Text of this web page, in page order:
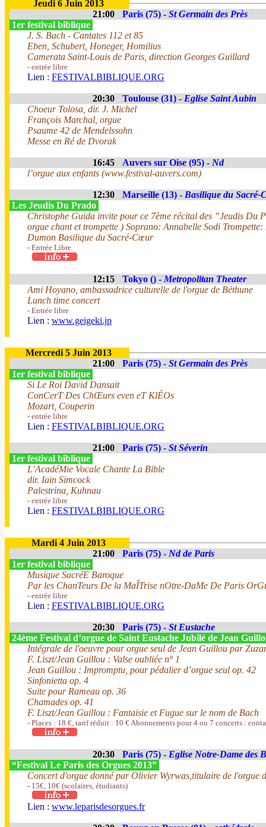
Jeudi 6 Juin 2013
21:00
Paris (75) - St Germain des Près
1er festival biblique
J. S. Bach - Cantates 112 et 85
Eben, Schubert, Honeger, Homilius
Camerata Saint-Louis de Paris, direction Georges Guillard
- entrée libre
Lien : FESTIVALBIBLIQUE.ORG
20:30 Toulouse (31) - Eglise Saint Aubin
Choeur Tolosa, dir. J. Michel
François Marchal, orgue
Psaume 42 de Mendelssohn
Messe en Ré de Dvorak
16:45 Auvers sur Oise (95) - Nd
l’orgue aux enfants (www.festival-auvers.com)
12:30 Marseille (13) - Basilique du Sacré-
Les Jeudis Du Prado
Christophe Guida invite pour ce 7ème récital des ”Jeudis Du
orgue chant et trompette ) Soprano: Annabelle Sodi
Dumon Basilique du Sacré-Cœur
- Entrée Libre
12:15 Tokyo () - Metropolitan Theater
Ami Hoyano, ambassadrice culturelle de l'orgue de Béthune
Lunch time concert
- Entrée libre
Lien : www.geigeki.jp
Mercredi 5 Juin 2013
21:00
Paris (75) - St Germain des Près
1er festival biblique
Si Le Roi David Dansait
ConCerT Des ChŒurs even eT KlÉOs
Mozart, Couperin
- entrée libre
Lien : FESTIVALBIBLIQUE.ORG
21:00 Paris (75) - St Séverin
1er festival biblique
L’AcadéMie Vocale Chante La Bible
dir. Iain Simcock
Palestrina, Kuhnau
- entrée libre
Lien : FESTIVALBIBLIQUE.ORG
Mardi 4 Juin 2013
21:00
Paris (75) - Nd de Paris
1er festival biblique
Musique SacréE Baroque
Par les ChanTeurs De la MaÎTrise nOtre-DaMe De Paris
- entrée libre
Lien : FESTIVALBIBLIQUE.ORG
20:30 Paris (75) - St Eustache
24ème Festival d’orgue de Saint Eustache Jubilé de Jean
Intégrale de l'oeuvre pour orgue seul de Jean Guillou par
F. Liszt/Jean Guillou : Valse oubliée n° 1
Jean Guillou : Impromptu, pour pédalier d’orgue seul op. 42
Sinfonietta op. 4
Suite pour Rameau op. 36
Chamades op. 41
F. Liszt/Jean Guillou : Fantaisie et Fugue sur le nom de Bach
- Places : 18 €, tarif réduit : 10 € Abonnements pour 4 ou 7 concerts :
20:30 Paris (75) - Eglise Notre-Dame des
“Festival Le Paris des Orgues 2013”
Concert d'orgue donné par Olivier Wyrwas,titulaire de l'orgue
- 15€, 10€ (scolaires, étudiants)
Lien : www.leparisdesorgues.fr